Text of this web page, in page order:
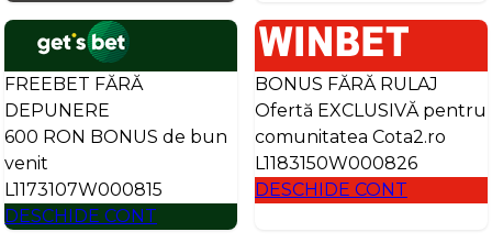
FREEBET FĂRĂ
DEPUNERE
600 RON BONUS de bun
venit
L1173107W000815
DESCHIDE CONT
BONUS FĂRĂ RULAJ
Ofertă EXCLUSIVĂ pentru
comunitatea Cota2.ro
L1183150W000826
DESCHIDE CONT